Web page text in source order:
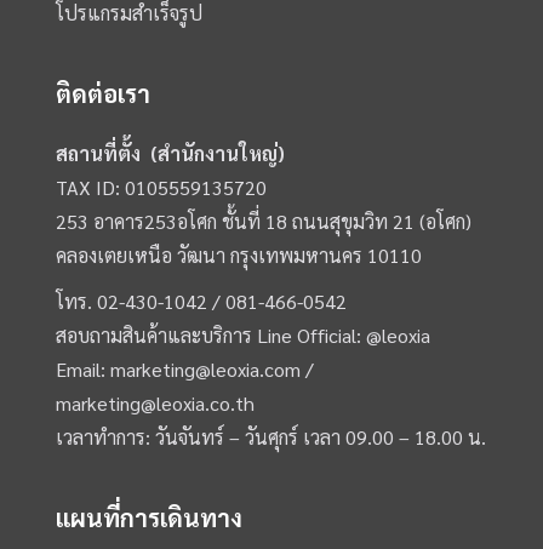
โปรแกรมสำเร็จรูป
ติดต่อเรา
สถานที่ตั้ง (สำนักงานใหญ่)
TAX ID: 0105559135720
253 อาคาร253อโศก ชั้นที่ 18 ถนนสุขุมวิท 21 (อโศก)
คลองเตยเหนือ วัฒนา กรุงเทพมหานคร 10110
โทร.02-430-1042 /081-466-0542
สอบถามสินค้าและบริการ Line Official:@leoxia
Email:marketing@leoxia.com /
marketing@leoxia.co.th
เวลาทำการ: วันจันทร์ – วันศุกร์ เวลา 09.00 – 18.00 น.
แผนที่การเดินทาง